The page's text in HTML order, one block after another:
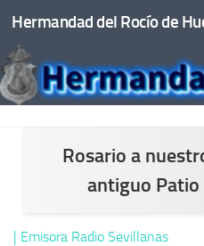
Saltar al contenido
Hermandad del Rocío de
Rosario a
antiguo Patio
| Emisora Radio Sevillanas